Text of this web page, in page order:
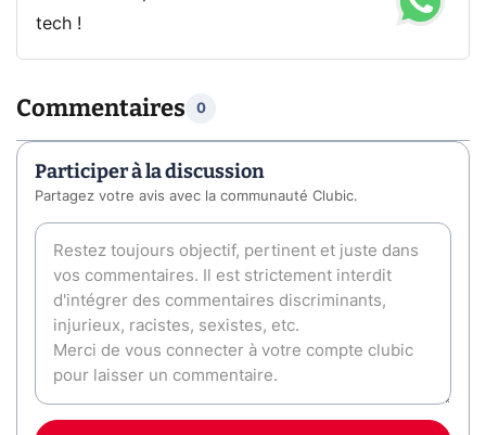
tech !
Commentaires 0
Participer à la discussion
Partagez votre avis avec la communauté Clubic.